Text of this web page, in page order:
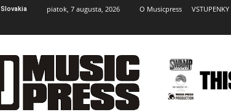
Slovakia piatok, 7 augusta, 2026 O Musicpress VSTUPENKY